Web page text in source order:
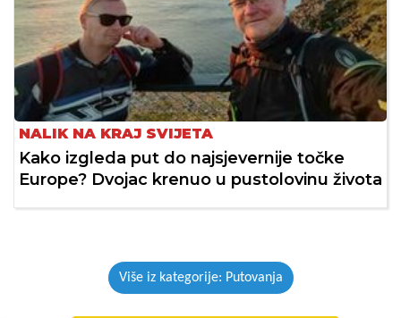
NALIK NA KRAJ SVIJETA
Kako izgleda put do najsjevernije točke
Europe? Dvojac krenuo u pustolovinu života
Više iz kategorije: Putovanja